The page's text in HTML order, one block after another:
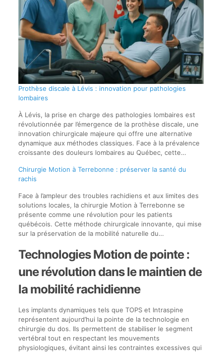
Prothèse discale à Lévis : innovation pour pathologies
lombaires
À Lévis, la prise en charge des pathologies lombaires est
révolutionnée par l’émergence de la prothèse discale, une
innovation chirurgicale majeure qui offre une alternative
dynamique aux méthodes classiques. Face à la prévalence
croissante des douleurs lombaires au Québec, cette…
Chirurgie Motion à Terrebonne : préserver la santé du
rachis
Face à l’ampleur des troubles rachidiens et aux limites des
solutions locales, la chirurgie Motion à Terrebonne se
présente comme une révolution pour les patients
québécois. Cette méthode chirurgicale innovante, qui mise
sur la préservation de la mobilité naturelle du…
Technologies Motion de pointe :
une révolution dans le maintien de
la mobilité rachidienne
Les implants dynamiques tels que TOPS et Intraspine
représentent aujourd’hui la pointe de la technologie en
chirurgie du dos. Ils permettent de stabiliser le segment
vertébral tout en respectant les mouvements
physiologiques, évitant ainsi les contraintes excessives qui